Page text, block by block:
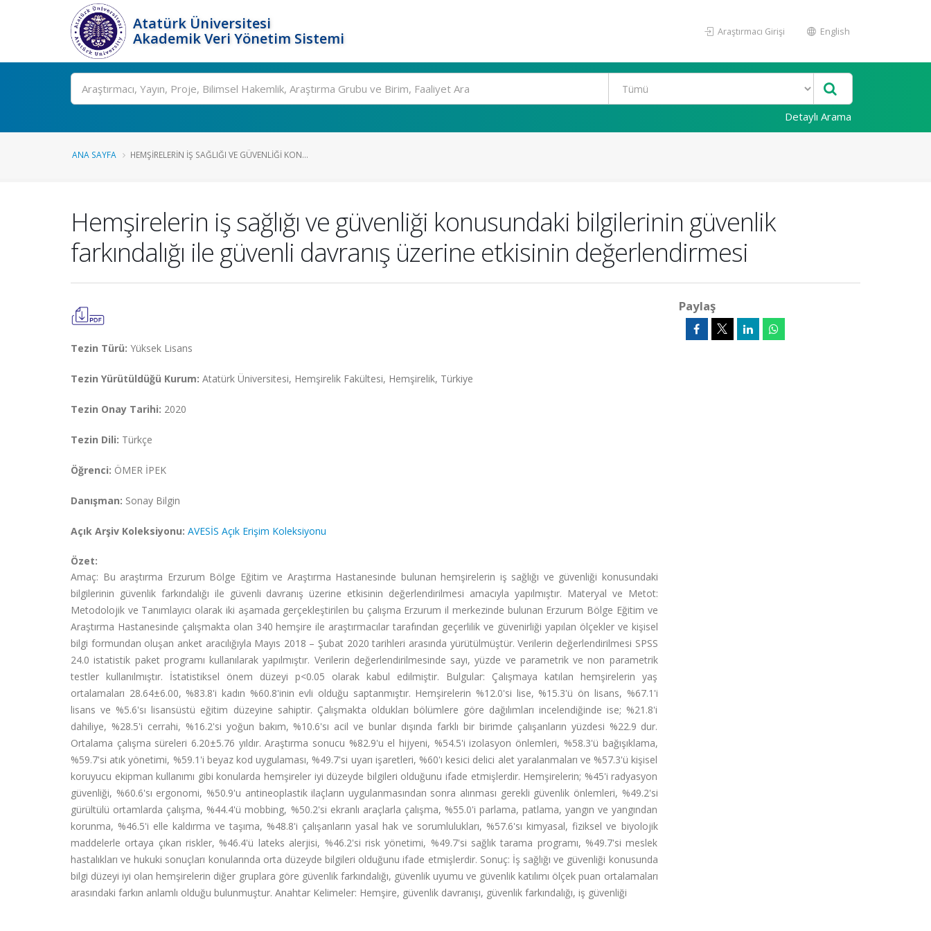
Atatürk Üniversitesi
Akademik Veri Yönetim Sistemi
Araştırmacı Girişi English
Ara
Detaylı Arama
ANA SAYFA HEMŞIRELERIN IŞ SAĞLIĞI VE GÜVENLIĞI KON...
Hemşirelerin iş sağlığı ve güvenliği konusundaki bilgilerinin güvenlik
farkındalığı ile güvenli davranış üzerine etkisinin değerlendirmesi
Tezin Türü: Yüksek Lisans
Tezin Yürütüldüğü Kurum: Atatürk Üniversitesi, Hemşirelik Fakültesi, Hemşirelik, Türkiye
Tezin Onay Tarihi: 2020
Tezin Dili: Türkçe
Öğrenci: ÖMER İPEK
Danışman: Sonay Bilgin
Açık Arşiv Koleksiyonu: AVESİS Açık Erişim Koleksiyonu
Özet:
Amaç: Bu araştırma Erzurum Bölge Eğitim ve Araştırma Hastanesinde bulunan hemşirelerin iş sağlığı ve güvenliği konusundaki
bilgilerinin güvenlik farkındalığı ile güvenli davranış üzerine etkisinin değerlendirilmesi amacıyla yapılmıştır. Materyal ve Metot:
Metodolojik ve Tanımlayıcı olarak iki aşamada gerçekleştirilen bu çalışma Erzurum il merkezinde bulunan Erzurum Bölge Eğitim ve
Araştırma Hastanesinde çalışmakta olan 340 hemşire ile araştırmacılar tarafından geçerlilik ve güvenirliği yapılan ölçekler ve kişisel
bilgi formundan oluşan anket aracılığıyla Mayıs 2018 – Şubat 2020 tarihleri arasında yürütülmüştür. Verilerin değerlendirilmesi SPSS
24.0 istatistik paket programı kullanılarak yapılmıştır. Verilerin değerlendirilmesinde sayı, yüzde ve parametrik ve non parametrik
testler kullanılmıştır. İstatistiksel önem düzeyi p<0.05 olarak kabul edilmiştir. Bulgular: Çalışmaya katılan hemşirelerin yaş
ortalamaları 28.64±6.00, %83.8'i kadın %60.8'inin evli olduğu saptanmıştır. Hemşirelerin %12.0'si lise, %15.3'ü ön lisans, %67.1'i
lisans ve %5.6'sı lisansüstü eğitim düzeyine sahiptir. Çalışmakta oldukları bölümlere göre dağılımları incelendiğinde ise; %21.8'i
dahiliye, %28.5'i cerrahi, %16.2'si yoğun bakım, %10.6'sı acil ve bunlar dışında farklı bir birimde çalışanların yüzdesi %22.9 dur.
Ortalama çalışma süreleri 6.20±5.76 yıldır. Araştırma sonucu %82.9'u el hijyeni, %54.5'i izolasyon önlemleri, %58.3'ü bağışıklama,
%59.7'si atık yönetimi, %59.1'i beyaz kod uygulaması, %49.7'si uyarı işaretleri, %60'ı kesici delici alet yaralanmaları ve %57.3'ü kişisel
koruyucu ekipman kullanımı gibi konularda hemşireler iyi düzeyde bilgileri olduğunu ifade etmişlerdir. Hemşirelerin; %45'i radyasyon
güvenliği, %60.6'sı ergonomi, %50.9'u antineoplastik ilaçların uygulanmasından sonra alınması gerekli güvenlik önlemleri, %49.2'si
gürültülü ortamlarda çalışma, %44.4'ü mobbing, %50.2'si ekranlı araçlarla çalışma, %55.0'i parlama, patlama, yangın ve yangından
korunma, %46.5'i elle kaldırma ve taşıma, %48.8'i çalışanların yasal hak ve sorumlulukları, %57.6'sı kimyasal, fiziksel ve biyolojik
maddelerle ortaya çıkan riskler, %46.4'ü lateks alerjisi, %46.2'si risk yönetimi, %49.7'si sağlık tarama programı, %49.7'si meslek
hastalıkları ve hukuki sonuçları konularında orta düzeyde bilgileri olduğunu ifade etmişlerdir. Sonuç: İş sağlığı ve güvenliği konusunda
bilgi düzeyi iyi olan hemşirelerin diğer gruplara göre güvenlik farkındalığı, güvenlik uyumu ve güvenlik katılımı ölçek puan ortalamaları
arasındaki farkın anlamlı olduğu bulunmuştur. Anahtar Kelimeler: Hemşire, güvenlik davranışı, güvenlik farkındalığı, iş güvenliği
Paylaş